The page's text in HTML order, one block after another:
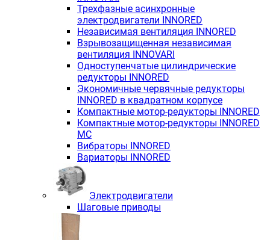
Трехфазные асинхронные
электродвигатели INNORED
Независимая вентиляция INNORED
Взрывозащищенная независимая
вентиляция INNOVARI
Одноступенчатые цилиндрические
редукторы INNORED
Экономичные червячные редукторы
INNORED в квадратном корпусе
Компактные мотор-редукторы INNORED
Компактные мотор-редукторы INNORED
MC
Вибраторы INNORED
Вариаторы INNORED
Электродвигатели
Шаговые приводы